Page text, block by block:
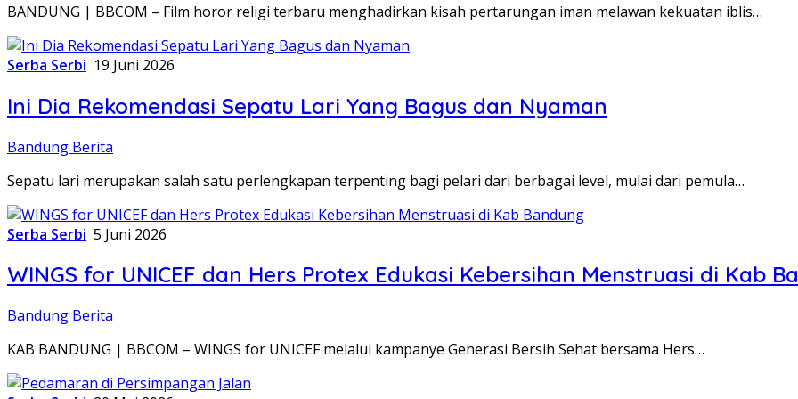
BANDUNG | BBCOM – Film horor religi terbaru menghadirkan kisah pertarungan iman melawan kekuatan iblis…
Serba Serbi 19 Juni 2026
Ini Dia Rekomendasi Sepatu Lari Yang Bagus dan Nyaman
Bandung Berita
Sepatu lari merupakan salah satu perlengkapan terpenting bagi pelari dari berbagai level, mulai dari pemula…
Serba Serbi 5 Juni 2026
WINGS for UNICEF dan Hers Protex Edukasi Kebersihan Menstruasi di Kab
Bandung Berita
KAB BANDUNG | BBCOM – WINGS for UNICEF melalui kampanye Generasi Bersih Sehat bersama Hers…